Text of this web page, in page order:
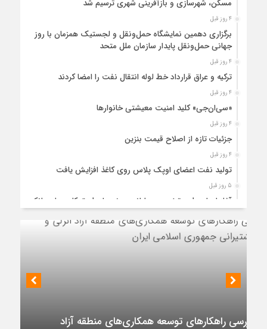
مسکن، شهرسازی و بازآفرینی شهری ترسیم شد
4 روز قبل
برگزاری دهمین نمایشگاه حمل‌ونقل و لجستیک همزمان با روز
جهانی حمل‌ونقل پایدار سازمان ملل متحد
4 روز قبل
ترکیه و عراق قرارداد خط لوله انتقال نفت را امضا کردند
4 روز قبل
«سی‌ان‌جی» کلید امنیت معیشتی خانوارها
4 روز قبل
جزئیات تازه از اصلاح قیمت بنزین
4 روز قبل
تولید نفت اعضای اوپک پلاس روی کاغذ افزایش یافت
5 روز قبل
آغاز اجرای طرح تخصیص یارانه سوخت از طریق کارت‌های بانکی
عملیات اجرایی پروژه تصفیه پساب شهری؛ پتروشیمی تبریز در
مسیر تحقق صنعت سبز
مزیت قیمتی CNG؛ سوختی پاک برای کاهش هزینه خانوار و
واردات بنزین
ظرفیت پالایش جهانی به کمترین میزان در برابر تقاضای نفت
نشست رئیس هیأت مدیره گروه سرمایه‌گذاری اهداف با مدیران ارشد شرکت